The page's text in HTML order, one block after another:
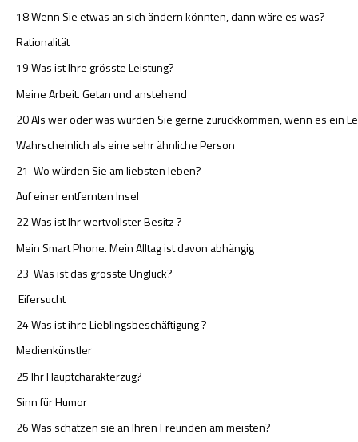
18 Wenn Sie etwas an sich ändern könnten, dann wäre es was?
Rationalität
19 Was ist Ihre grösste Leistung?
Meine Arbeit. Getan und anstehend
20 Als wer oder was würden Sie gerne zurückkommen, wenn es ein
Wahrscheinlich als eine sehr ähnliche Person
21 Wo würden Sie am liebsten leben?
Auf einer entfernten Insel
22 Was ist Ihr wertvollster Besitz ?
Mein Smart Phone. Mein Alltag ist davon abhängig
23 Was ist das grösste Unglück?
Eifersucht
24 Was ist ihre Lieblingsbeschäftigung ?
Medienkünstler
25 Ihr Hauptcharakterzug?
Sinn für Humor
26 Was schätzen sie an Ihren Freunden am meisten?